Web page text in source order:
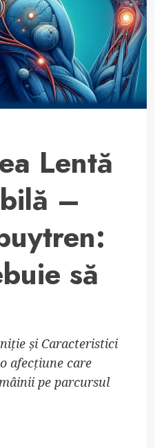
Lentă
–
să
și Caracteristici
afecțiune care
pe parcursul